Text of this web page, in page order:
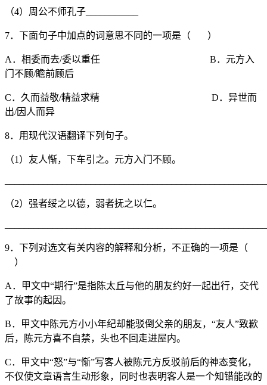
（4）周公不师孔子___________
7．下面句子中加点的词意思不同的一项是（ ）
A．相委而去/委以重任 B．元方入
门不顾/瞻前顾后
C．久而益敬/精益求精 D．异世而
出/因人而异
8．用现代汉语翻译下列句子。
（1）友人惭，下车引之。元方入门不顾。
（2）强者绥之以德，弱者抚之以仁。
9．下列对选文有关内容的解释和分析，不正确的一项是（
）
A．甲文中“期行”是指陈太丘与他的朋友约好一起出行，交代
了故事的起因。
B．甲文中陈元方小小年纪却能驳倒父亲的朋友，“友人”致歉
后，陈元方喜不自禁，头也不回走进屋内。
C．甲文中“怒”与“惭”写客人被陈元方反驳前后的神态变化，
不仅使文章语言生动形象，同时也表明客人是一个知错能改的